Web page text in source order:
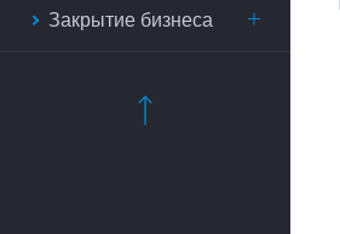
Закрытие бизнеса